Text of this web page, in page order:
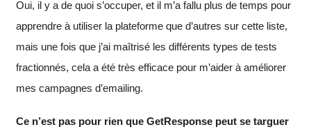
Oui, il y a de quoi s’occuper, et il m’a fallu plus de temps pour
apprendre à utiliser la plateforme que d’autres sur cette liste,
mais une fois que j’ai maîtrisé les différents types de tests
fractionnés, cela a été très efficace pour m’aider à améliorer
mes campagnes d’emailing.
Ce n’est pas pour rien que GetResponse peut se targuer